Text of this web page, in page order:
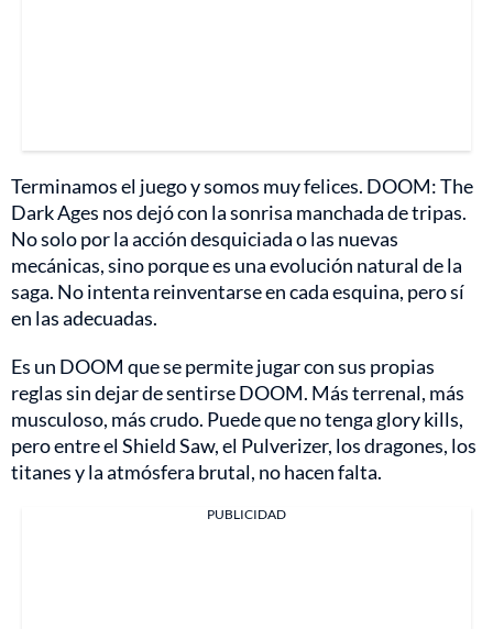
Terminamos el juego y somos muy felices. DOOM: The
Dark Ages nos dejó con la sonrisa manchada de tripas.
No solo por la acción desquiciada o las nuevas
mecánicas, sino porque es una evolución natural de la
saga. No intenta reinventarse en cada esquina, pero sí
en las adecuadas.
Es un DOOM que se permite jugar con sus propias
reglas sin dejar de sentirse DOOM. Más terrenal, más
musculoso, más crudo. Puede que no tenga glory kills,
pero entre el Shield Saw, el Pulverizer, los dragones, los
titanes y la atmósfera brutal, no hacen falta.
PUBLICIDAD